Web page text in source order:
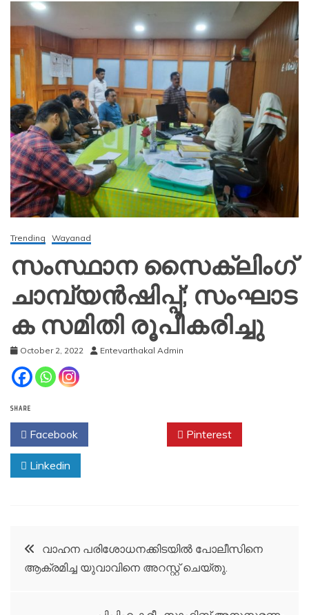
Trending Wayanad
സംസ്ഥാന സൈക്ലിംഗ്
ചാമ്പ്യൻഷിപ്പ്; സംഘാട
ക സമിതി രൂപീകരിച്ചു
October 2, 2022 Entevarthakal Admin
SHARE
Facebook Pinterest
Linkedin
Post
navigation
വാഹന പരിശോധനക്കിടയിൽ പോലീസിനെ
ആക്രമിച്ച യുവാവിനെ അറസ്റ്റ് ചെയ്തു.